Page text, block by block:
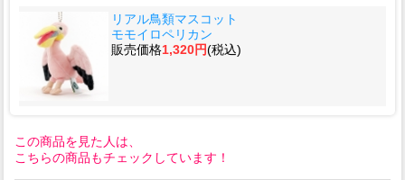
リアル鳥類マスコット
モモイロペリカン
販売価格1,320円(税込)
この商品を見た人は、
こちらの商品もチェックしています！